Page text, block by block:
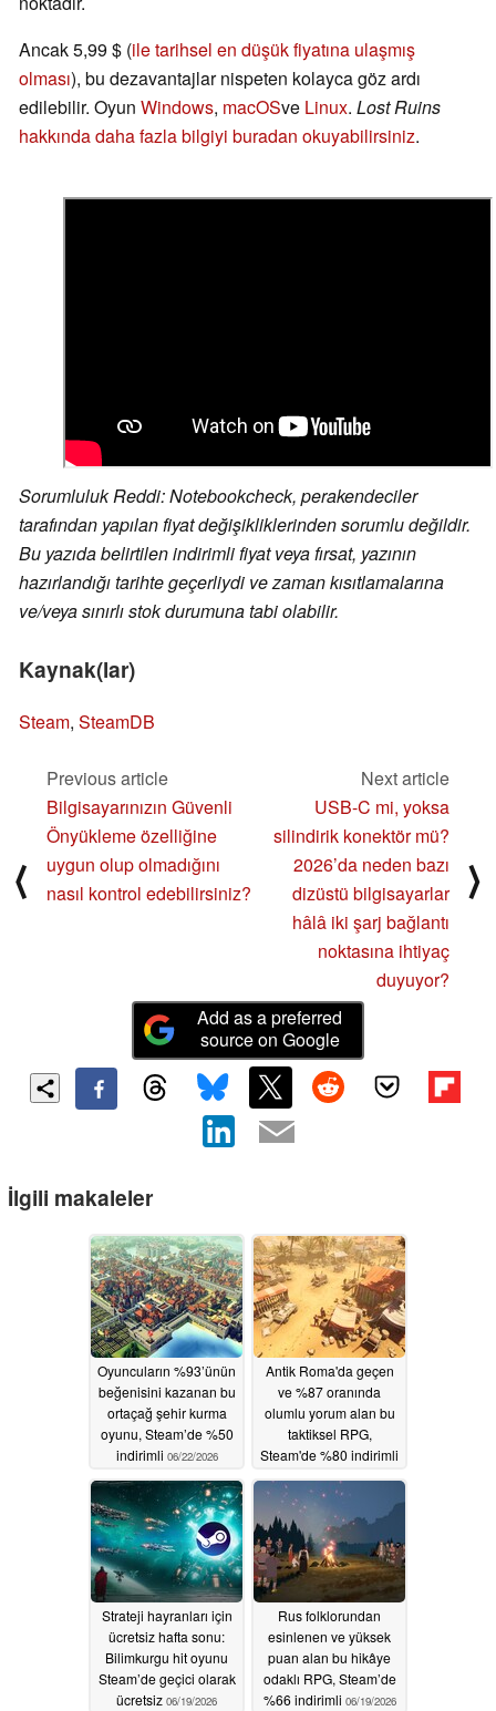
Ancak 5,99 $ (ile tarihsel en düşük fiyatına ulaşmış
olması), bu dezavantajlar nispeten kolayca göz ardı
edilebilir. Oyun Windows, macOSve Linux. Lost Ruins
hakkında daha fazla bilgiyi buradan okuyabilirsiniz.
Sorumluluk Reddi: Notebookcheck, perakendeciler
tarafından yapılan fiyat değişikliklerinden sorumlu değildir.
Bu yazıda belirtilen indirimli fiyat veya fırsat, yazının
hazırlandığı tarihte geçerliydi ve zaman kısıtlamalarına
ve/veya sınırlı stok durumuna tabi olabilir.
Kaynak(lar)
Steam, SteamDB
⟨
Previous article
Bilgisayarınızın Güvenli
Önyükleme özelliğine
uygun olup olmadığını
nasıl kontrol edebilirsiniz?
Next article
USB-C mi, yoksa
silindirik konektör mü?
2026’da neden bazı
dizüstü bilgisayarlar
hâlâ iki şarj bağlantı
noktasına ihtiyaç
duyuyor?
⟩
Add as a preferred
source on Google
İlgili makaleler
Oyuncuların %93’ünün
beğenisini kazanan bu
ortaçağ şehir kurma
oyunu, Steam’de %50
indirimli 06/22/2026
Antik Roma'da geçen
ve %87 oranında
olumlu yorum alan bu
taktiksel RPG,
Steam'de %80 indirimli
06/20/2026
Strateji hayranları için
ücretsiz hafta sonu:
Bilimkurgu hit oyunu
Steam’de geçici olarak
ücretsiz 06/19/2026
Rus folklorundan
esinlenen ve yüksek
puan alan bu hikâye
odaklı RPG, Steam’de
%66 indirimli 06/19/2026